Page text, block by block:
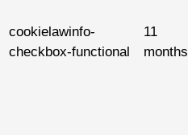
cookielawinfo-
checkbox-functional
11
months